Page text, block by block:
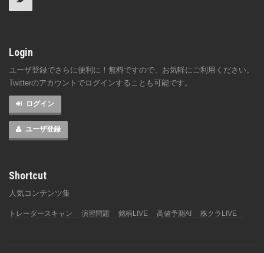
Login
ユーザ登録でさらに便利に！無料ですので、お気軽にご利用ください。
Twitterのアカウントでログインすることも可能です。
ログイン
ユーザ登録
Shortcut
人気コンテンツ集
トレーダースキャン 演習問題 銘柄LIVE 高値予測AI 株クラLIVE